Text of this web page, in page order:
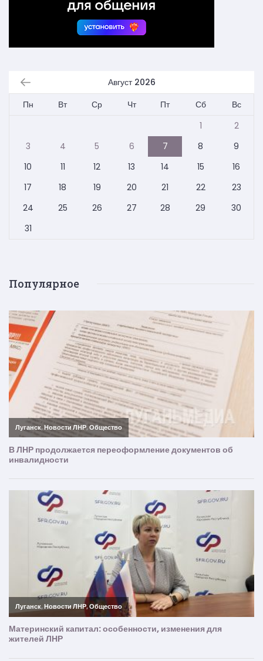
Август 2026
Пн
Вт Ср Чт Пт Сб
Вс
1
2
3
4 5 6 7 8
9
10
11 12 13 14 15
16
17
18 19 20 21 22
23
24
25 26 27 28 29
30
31
Популярное